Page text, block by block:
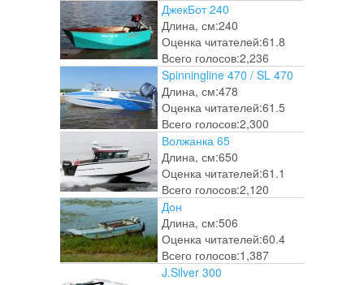
ДжекБот 240
Длина, см:240
Оценка читателей:61.8
Всего голосов:2,236
Spinningline 470 / SL 470
Длина, см:478
Оценка читателей:61.5
Всего голосов:2,300
Волжанка 65
Длина, см:650
Оценка читателей:61.1
Всего голосов:2,120
Дон
Длина, см:506
Оценка читателей:60.4
Всего голосов:1,387
J.Silver 300